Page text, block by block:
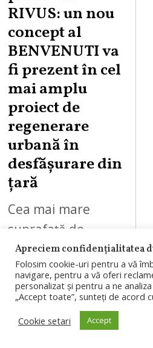
RIVUS: un nou
concept al
BENVENUTI va
fi prezent în cel
mai amplu
proiect de
regenerare
urbană în
desfășurare din
țară
Cea mai mare
suprafață de
shopping din țară
(142.000 mp),
peste 400 de
concepte noi și
Apreciem confidențialitatea
Folosim cookie-uri pentru a vă
navigare, pentru a vă oferi
personalizat și pentru a ne
„Accept toate”, sunteți de acord
Cookie setari
Accept